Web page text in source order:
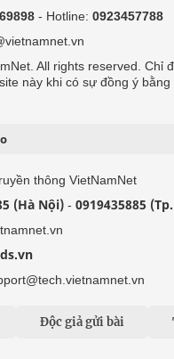
- Hotline: 0923457788
All rights reserved. Chỉ
này khi có sự đồng ý bằng
thông VietNamNet
(Hà Nội) - 0919435885
Độc giả gửi bài